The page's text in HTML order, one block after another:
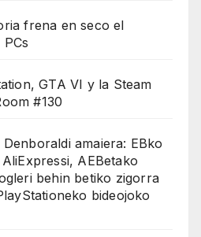
frena en seco el
GTA VI y la Steam
#130
amaiera: EBko
AEBetako
behin betiko zigorra
bideojoko